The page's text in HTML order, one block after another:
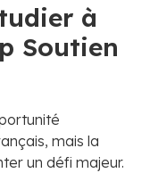
à
Soutien
mais la
un défi majeur.